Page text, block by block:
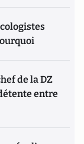
de la DZ
entre